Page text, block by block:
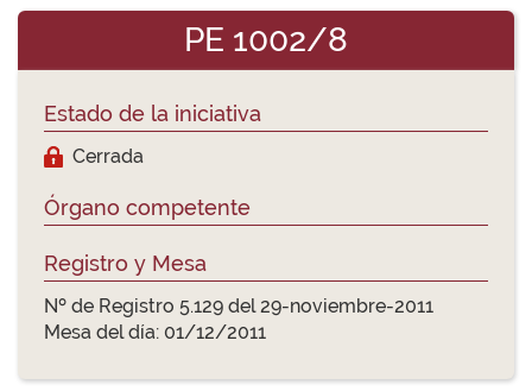
PE 1002/8
Estado de la iniciativa
Cerrada
Órgano competente
Registro y Mesa
Nº de Registro 5.129 del 29-noviembre-2011
Mesa del día: 01/12/2011